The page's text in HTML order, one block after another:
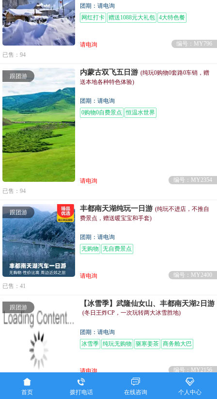
团期：请电询
网红打卡 赠送1088元大礼包 4大特色餐
请电询
编号：MY796
已售：94
跟团游 内蒙古双飞五日游 (纯玩0购物0套路0车销，赠
送本地各种特色体验)
团期：请电询
0购物0自费景点
恒温水世界
请电询
编号：MY2354
已售：94
跟团游 丰都南天湖纯玩一日游 (纯玩不进店，不推自
费景点，赠送暖宝宝和手套)
团期：请电询
无购物
无自费景点
请电询
编号：MY2400
已售：41
跟团游 【冰雪季】武隆仙女山、丰都南天湖2日游
(冬日王炸CP，一次玩转两大冰雪胜地)
团期：请电询
冰雪季 纯玩无购物 驱寒姜茶 商务舱大巴
请电询
编号：MY2156
已售：59
首页

拨打电话

在线咨询

个人中心